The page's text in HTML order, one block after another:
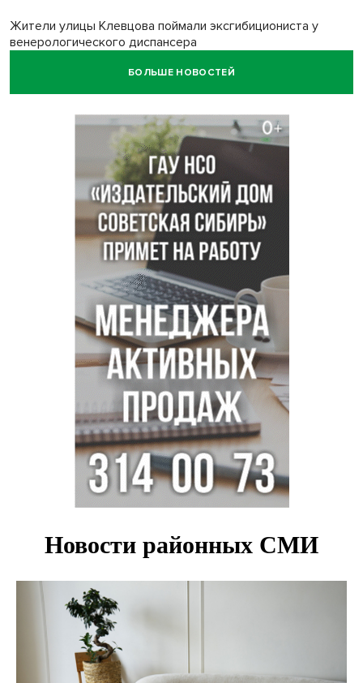
Жители улицы Клевцова поймали эксгибициониста у
венерологического диспансера
БОЛЬШЕ НОВОСТЕЙ